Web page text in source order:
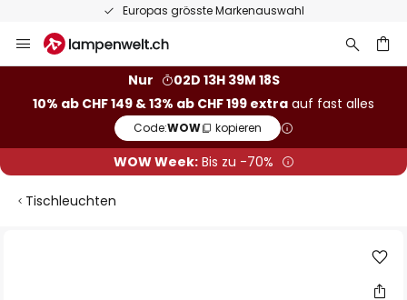
Europas grösste Markenauswahl
Inhalt
Nur
02D 13H 39M 17S
10% ab CHF 149 & 13% ab CHF 199 extra auf fast alles
Code:WOW kopieren
WOW Week:Bis zu -70%
Tischleuchten